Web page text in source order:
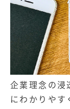
企業理念の浸
にわかりやす